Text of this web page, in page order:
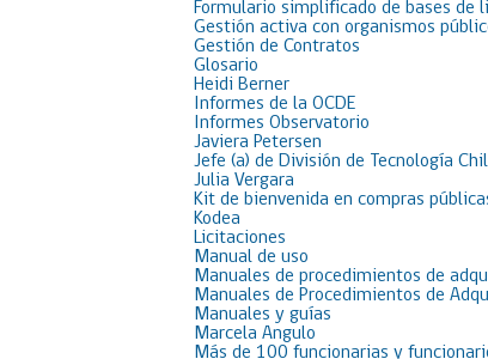
Formulario simplificado de bases de
Gestión activa con organismos
Gestión de Contratos
Glosario
Heidi Berner
Informes de la OCDE
Informes Observatorio
Javiera Petersen
Jefe (a) de División de Tecnología
Julia Vergara
Kit de bienvenida en compras
Kodea
Licitaciones
Manual de uso
Manuales de procedimientos de
Manuales de Procedimientos de
Manuales y guías
Marcela Angulo
Más de 100 funcionarias y